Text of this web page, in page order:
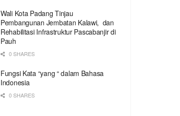
Wali Kota Padang Tinjau
Pembangunan Jembatan Kalawi, dan
Rehabilitasi Infrastruktur Pascabanjir di
Pauh
0 SHARES
Fungsi Kata “yang “ dalam Bahasa
Indonesia
0 SHARES